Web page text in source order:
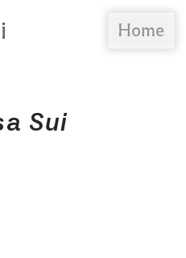
Home
Sui